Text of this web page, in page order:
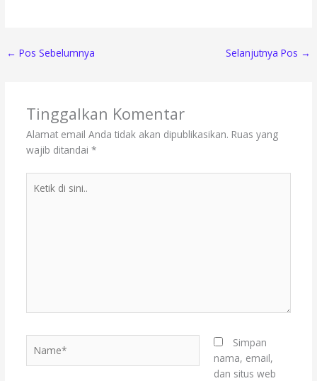
← Pos Sebelumnya Selanjutnya Pos →
Tinggalkan Komentar
Alamat email Anda tidak akan dipublikasikan. Ruas yang
wajib ditandai *
Simpan
nama, email,
dan situs web